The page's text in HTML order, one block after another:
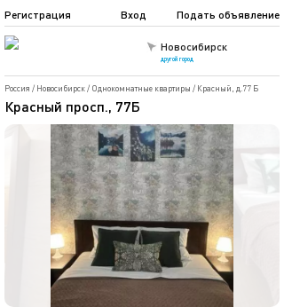
Новосибирск
другой город
Подать объявление
Регистрация Вход
Россия / Новосибирск/ Однокомнатные квартиры / Красный, д.77 Б
Красный просп., 77Б